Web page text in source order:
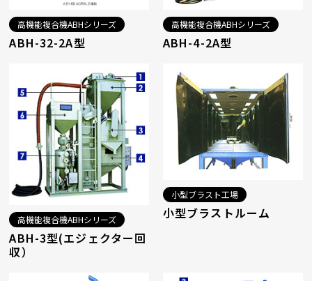
高機能複合機ABHシリーズ
ABH-32-2A型
高機能複合機ABHシリーズ
ABH-4-2A型
高機能複合機ABHシリーズ
ABH-3型(エジェクター回
収）
小型ブラスト工場
小型ブラストルーム